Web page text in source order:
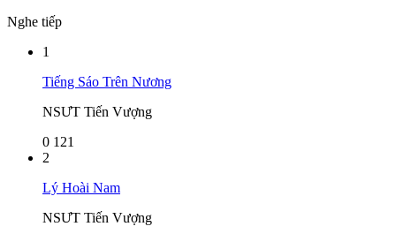
Nghe tiếp
1
Tiếng Sáo Trên Nương
NSƯT Tiến Vượng
0 121
2
Lý Hoài Nam
NSƯT Tiến Vượng